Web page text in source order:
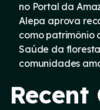
no Portal da
Alepa aprova
como patrimônio
Saúde da
comunidades
Recent